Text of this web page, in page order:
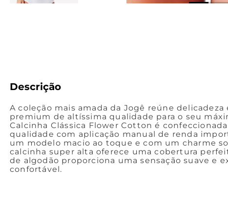
Descrição
A coleção mais amada da Jogê reúne
premium de altíssima qualidade para o seu
Calcinha Clássica Flower Cotton é
qualidade com aplicação manual de renda
um modelo macio ao toque e com um charme
calcinha super alta oferece uma cobertura
de algodão proporciona uma sensação suave e
confortável.